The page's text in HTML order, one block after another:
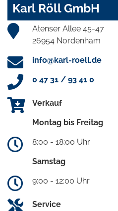
Karl Röll GmbH
Atenser Allee 45-47
26954 Nordenham
info@karl-roell.de
0 47 31 / 93 41 0
Verkauf
Montag bis Freitag
8:00 - 18:00 Uhr
Samstag
9:00 - 12:00 Uhr
Service